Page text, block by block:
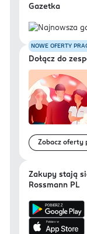
Gazetka
NOWE OFERTY
Dołącz do
Zobacz oferty
Zakupy stają
Rossmann PL